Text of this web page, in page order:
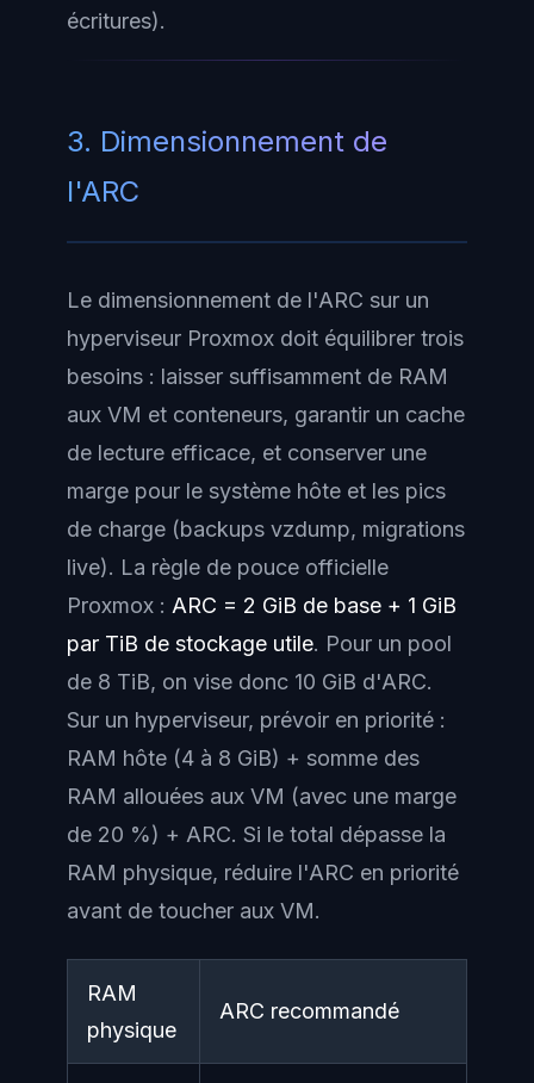
écritures).
3. Dimensionnement de
l'ARC
Le dimensionnement de l'ARC sur un
hyperviseur Proxmox doit équilibrer trois
besoins : laisser suffisamment de RAM
aux VM et conteneurs, garantir un cache
de lecture efficace, et conserver une
marge pour le système hôte et les pics
de charge (backups vzdump, migrations
live). La règle de pouce officielle
Proxmox : ARC = 2 GiB de base + 1 GiB
par TiB de stockage utile. Pour un pool
de 8 TiB, on vise donc 10 GiB d'ARC.
Sur un hyperviseur, prévoir en priorité :
RAM hôte (4 à 8 GiB) + somme des
RAM allouées aux VM (avec une marge
de 20 %) + ARC. Si le total dépasse la
RAM physique, réduire l'ARC en priorité
avant de toucher aux VM.
RAM
physique
ARC recommandé